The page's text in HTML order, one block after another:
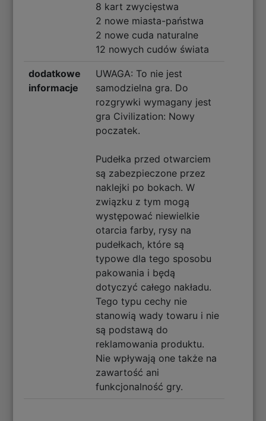
8 kart zwycięstwa
2 nowe miasta-państwa
2 nowe cuda naturalne
12 nowych cudów świata
dodatkowe
informacje
UWAGA: To nie jest
samodzielna gra. Do
rozgrywki wymagany jest
gra Civilization: Nowy
poczatek.
Pudełka przed otwarciem
są zabezpieczone przez
naklejki po bokach. W
związku z tym mogą
występować niewielkie
otarcia farby, rysy na
pudełkach, które są
typowe dla tego sposobu
pakowania i będą
dotyczyć całego nakładu.
Tego typu cechy nie
stanowią wady towaru i nie
są podstawą do
reklamowania produktu.
Nie wpływają one także na
zawartość ani
funkcjonalność gry.